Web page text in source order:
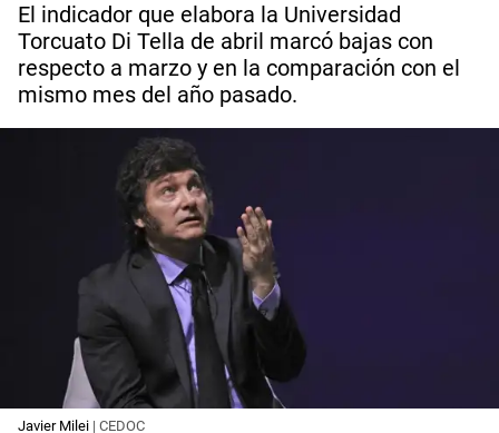
El indicador que elabora la Universidad
Torcuato Di Tella de abril marcó bajas con
respecto a marzo y en la comparación con el
mismo mes del año pasado.
Javier Milei | CEDOC